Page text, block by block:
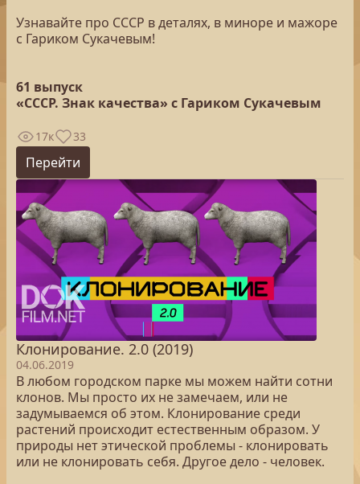
Узнавайте про СССР в деталях, в миноре и мажоре
с Гариком Сукачевым!
61 выпуск
«СССР. Знак качества» с Гариком Сукачевым
17к 33
Перейти
Клонирование. 2.0 (2019)
04.06.2019
В любом городском парке мы можем найти сотни
клонов. Мы просто их не замечаем, или не
задумываемся об этом. Клонирование среди
растений происходит естественным образом. У
природы нет этической проблемы - клонировать
или не клонировать себя. Другое дело - человек.